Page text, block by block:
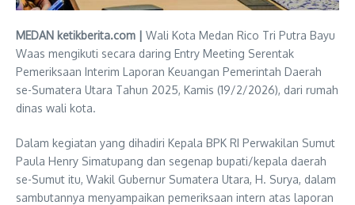
MEDAN ketikberita.com | Wali Kota Medan Rico Tri Putra Bayu
Waas mengikuti secara daring Entry Meeting Serentak
Pemeriksaan Interim Laporan Keuangan Pemerintah Daerah
se-Sumatera Utara Tahun 2025, Kamis (19/2/2026), dari rumah
dinas wali kota.
Dalam kegiatan yang dihadiri Kepala BPK RI Perwakilan Sumut
Paula Henry Simatupang dan segenap bupati/kepala daerah
se-Sumut itu, Wakil Gubernur Sumatera Utara, H. Surya, dalam
sambutannya menyampaikan pemeriksaan intern atas laporan